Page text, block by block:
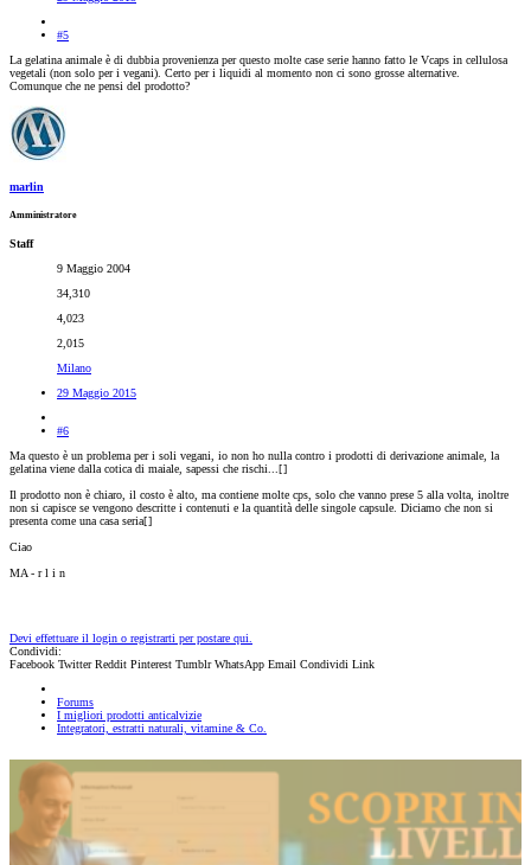
#5
La gelatina animale è di dubbia provenienza per questo molte case serie hanno fatto le Vcaps in cellulosa
vegetali (non solo per i vegani). Certo per i liquidi al momento non ci sono grosse alternative.
Comunque che ne pensi del prodotto?
marlin
Amministratore
Staff
9 Maggio 2004
34,310
4,023
2,015
Milano
29 Maggio 2015
#6
Ma questo è un problema per i soli vegani, io non ho nulla contro i prodotti di derivazione animale, la
gelatina viene dalla cotica di maiale, sapessi che rischi...[]
Il prodotto non è chiaro, il costo è alto, ma contiene molte cps, solo che vanno prese 5 alla volta, inoltre
non si capisce se vengono descritte i contenuti e la quantità delle singole capsule. Diciamo che non si
presenta come una casa seria[]
Ciao
MA - r l i n
Devi effettuare il login o registrarti per postare qui.
Condividi:
Facebook Twitter Reddit Pinterest Tumblr WhatsApp Email Condividi Link
Forums
I migliori prodotti anticalvizie
Integratori, estratti naturali, vitamine & Co.